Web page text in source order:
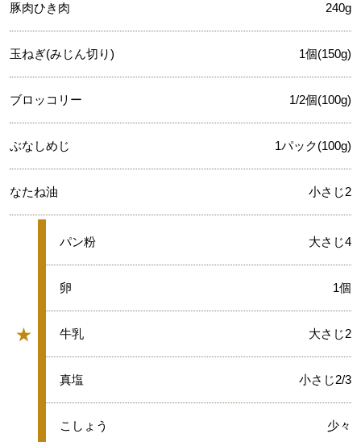
豚肉ひき肉 240g
玉ねぎ(みじん切り) 1個(150g)
ブロッコリー 1/2個(100g)
ぶなしめじ 1パック(100g)
なたね油 小さじ2
★
グループ
★
パン粉 大さじ4
★
卵 1個
★
牛乳 大さじ2
★
真塩 小さじ2/3
★
こしょう 少々